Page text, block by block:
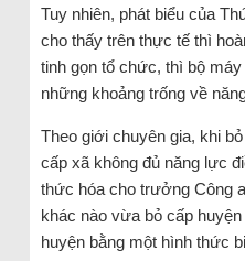
Tuy nhiên, phát biểu của
cho thấy trên thực tế thì
tinh gọn tổ chức, thì bộ
những khoảng trống về
Theo giới chuyên gia, khi
cấp xã không đủ năng lực
thức hóa cho trưởng Công
khác nào vừa bỏ cấp
huyện bằng một hình thức